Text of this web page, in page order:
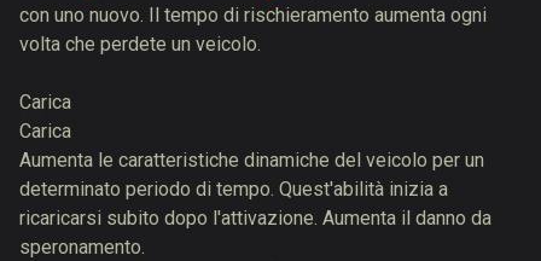
con uno nuovo. Il tempo di rischieramento aumenta ogni
volta che perdete un veicolo.
Carica
Carica
Aumenta le caratteristiche dinamiche del veicolo per un
determinato periodo di tempo. Quest'abilità inizia a
ricaricarsi subito dopo l'attivazione. Aumenta il danno da
speronamento.